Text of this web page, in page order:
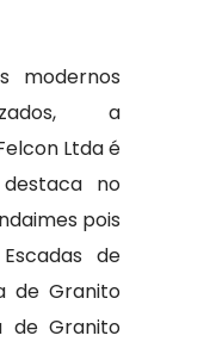
modernos
a
Ltda é
no
pois
de
de Granito
de Granito